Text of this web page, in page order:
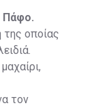
Πάφο.
οποίας
τον